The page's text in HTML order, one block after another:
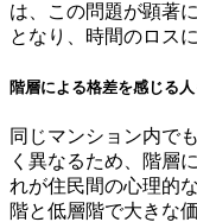
は、この問題が顕著
となり、時間のロス
階層による格差を感じる
同じマンション内で
く異なるため、階層
れが住民間の心理的
階と低層階で大きな